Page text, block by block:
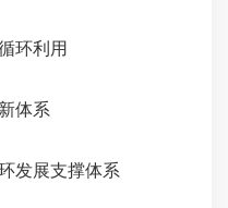
环利用
体系
发展支撑体系